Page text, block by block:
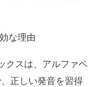
な理由
クスは、アルファベ
正しい発音を習得